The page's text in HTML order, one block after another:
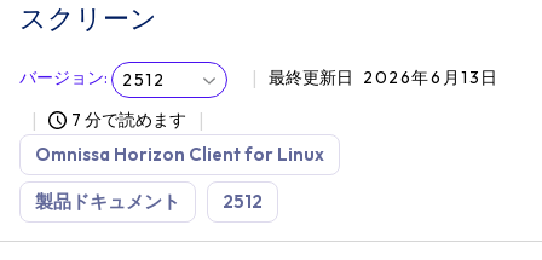
スクリーン
バージョン: 2512 最終更新日
2026年6月13日
7 分で読めます
Omnissa Horizon Client for Linux
製品ドキュメント 2512